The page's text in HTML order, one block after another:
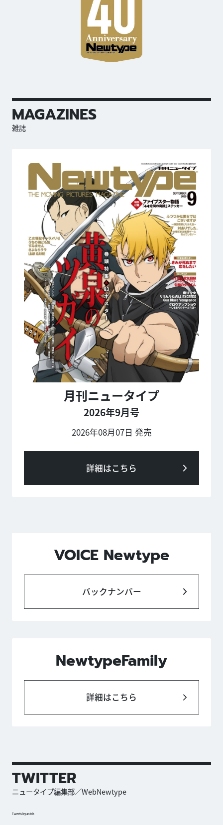
MAGAZINES
雑誌
月刊ニュータイプ
2026年9月号
2026年08月07日 発売
詳細はこちら
VOICE Newtype
バックナンバー
NewtypeFamily
詳細はこちら
TWITTER
ニュータイプ編集部／WebNewtype
Tweets by antch